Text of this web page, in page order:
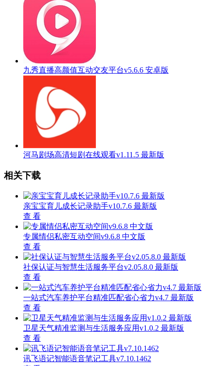
九秀直播高颜值互动交友平台v5.6.6 安卓版
河马剧场高清短剧在线观看v1.11.5 最新版
相关下载
亲宝宝育儿成长记录助手v10.7.6 最新版
查 看
专属情侣私密互动空间v9.6.8 中文版
查 看
社保认证与智慧生活服务平台v2.05.8.0 最新版
查 看
一站式汽车养护平台精准匹配省心省力v4.7 最新版
查 看
卫星天气精准监测与生活服务应用v1.0.2 最新版
查 看
讯飞语记智能语音笔记工具v7.10.1462